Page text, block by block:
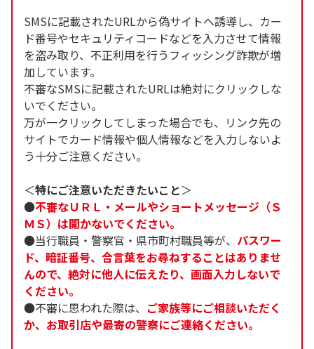
SMSに記載されたURLから偽サイトへ誘導し、カー
ド番号やセキュリティコードなどを入力させて情報
を盗み取り、不正利用を行うフィッシング詐欺が増
加しています。
不審なSMSに記載されたURLは絶対にクリックしな
いでください。
万が一クリックしてしまった場合でも、リンク先の
サイトでカード情報や個人情報などを入力しないよ
う十分ご注意ください。
＜特にご注意いただきたいこと＞
●不審なＵＲＬ・メールやショートメッセージ（Ｓ
ＭＳ）は開かないでください。
●当行職員・警察官・県市町村職員等が、 パスワー
ド、暗証番号、合言葉をお尋ねすることはありませ
んので、絶対に他人に伝えたり、画面入力しないで
ください。
●不審に思われた際は、 ご家族等にご相談いただく
か、お取引店や最寄の警察にご連絡ください。